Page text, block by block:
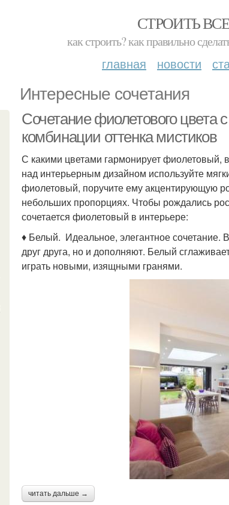
СТРОИТЬ
как строить? как правильно
главная новости
Интересные сочетания
Сочетание фиолетового цвета
комбинации оттенка мистиков
С какими цветами гармонирует фиолетовый,
над интерьерным дизайном используйте
фиолетовый, поручите ему акцентирующую
небольших пропорциях. Чтобы рождались
сочетается фиолетовый в интерьере:
♦ Белый. Идеальное, элегантное сочетание.
друг друга, но и дополняют. Белый
играть новыми, изящными гранями.
читать дальше →